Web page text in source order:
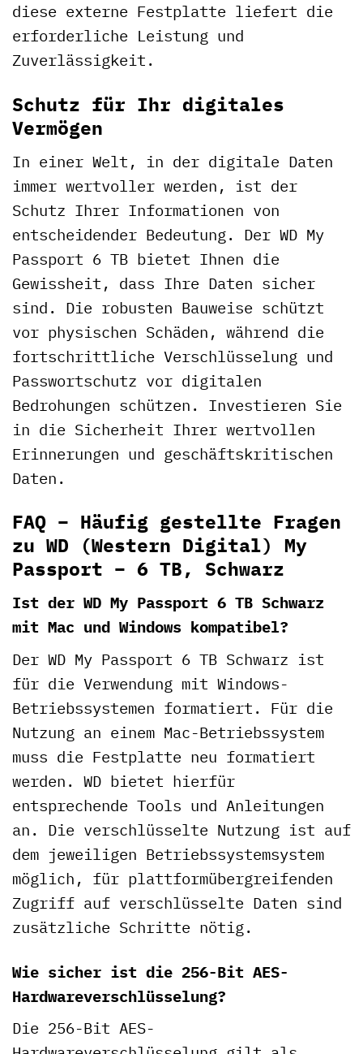
diese externe Festplatte liefert die
erforderliche Leistung und
Zuverlässigkeit.
Schutz für Ihr digitales
Vermögen
In einer Welt, in der digitale Daten
immer wertvoller werden, ist der
Schutz Ihrer Informationen von
entscheidender Bedeutung. Der WD My
Passport 6 TB bietet Ihnen die
Gewissheit, dass Ihre Daten sicher
sind. Die robusten Bauweise schützt
vor physischen Schäden, während die
fortschrittliche Verschlüsselung und
Passwortschutz vor digitalen
Bedrohungen schützen. Investieren Sie
in die Sicherheit Ihrer wertvollen
Erinnerungen und geschäftskritischen
Daten.
FAQ – Häufig gestellte Fragen
zu WD (Western Digital) My
Passport – 6 TB, Schwarz
Ist der WD My Passport 6 TB Schwarz
mit Mac und Windows kompatibel?
Der WD My Passport 6 TB Schwarz ist
für die Verwendung mit Windows-
Betriebssystemen formatiert. Für die
Nutzung an einem Mac-Betriebssystem
muss die Festplatte neu formatiert
werden. WD bietet hierfür
entsprechende Tools und Anleitungen
an. Die verschlüsselte Nutzung ist auf
dem jeweiligen Betriebssystemsystem
möglich, für plattformübergreifenden
Zugriff auf verschlüsselte Daten sind
zusätzliche Schritte nötig.
Wie sicher ist die 256-Bit AES-
Hardwareverschlüsselung?
Die 256-Bit AES-